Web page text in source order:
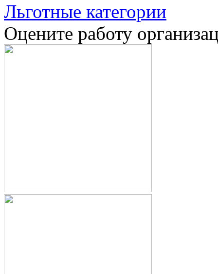
Льготные категории
Оцените работу